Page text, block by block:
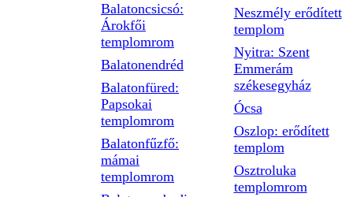
Balatoncsicsó:
Árokfői
templomrom
Balatonendréd
Balatonfüred:
Papsokai
templomrom
Balatonfűzfő:
mámai
templomrom
Neszmély erődített
templom
Nyitra: Szent
Emmerám
székesegyház
Ócsa
Oszlop: erődített
templom
Osztroluka
templomrom